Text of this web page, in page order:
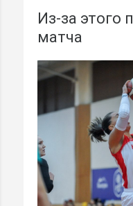
Из-за этого
матча